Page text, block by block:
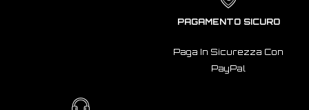
PAGAMENTO SICURO
Paga In Sicurezza Con
PayPal